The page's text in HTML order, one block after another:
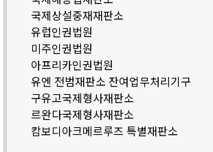
국제상설중재재판소
유럽인권법원
미주인권법원
아프리카인권법원
유엔 전범재판소 잔여업무처리기구
구유고국제형사재판소
르완다국제형사재판소
캄보디아크메르루즈 특별재판소